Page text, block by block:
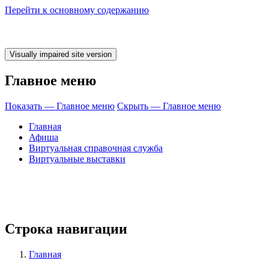
Перейти к основному содержанию
Главное меню
Показать — Главное меню Скрыть — Главное меню
Главная
Афиша
Виртуальная справочная служба
Виртуальные выставки
Строка навигации
Главная